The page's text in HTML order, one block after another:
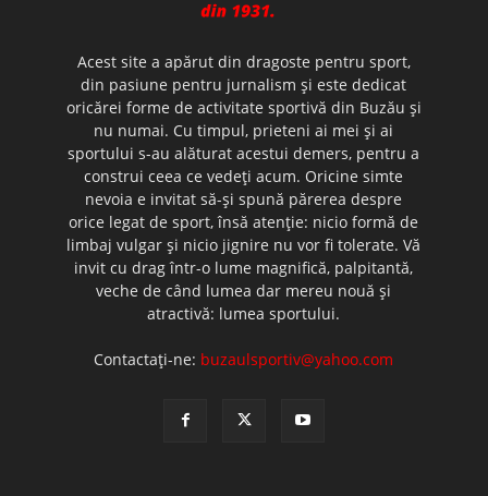
Acest site a apărut din dragoste pentru sport,
din pasiune pentru jurnalism şi este dedicat
oricărei forme de activitate sportivă din Buzău şi
nu numai. Cu timpul, prieteni ai mei şi ai
sportului s-au alăturat acestui demers, pentru a
construi ceea ce vedeţi acum. Oricine simte
nevoia e invitat să-şi spună părerea despre
orice legat de sport, însă atenţie: nicio formă de
limbaj vulgar şi nicio jignire nu vor fi tolerate. Vă
invit cu drag într-o lume magnifică, palpitantă,
veche de când lumea dar mereu nouă şi
atractivă: lumea sportului.
Contactați-ne: buzaulsportiv@yahoo.com